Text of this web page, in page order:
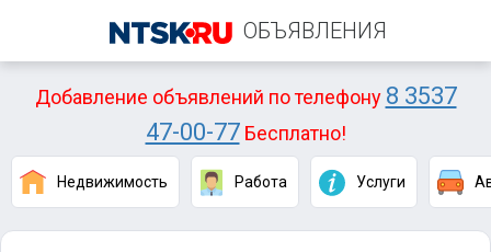
ОБЪЯВЛЕНИЯ
Добавление объявлений по телефону 8 3537
47-00-77Бесплатно!
Недвижимость Работа Услуги